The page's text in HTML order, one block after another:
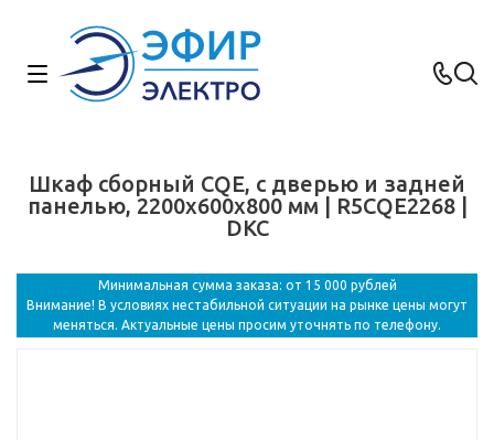
Шкаф сборный CQE, с дверью и задней
панелью, 2200x600x800 мм | R5CQE2268 |
DKC
Минимальная сумма заказа: от 15 000 рублей
Внимание! В условиях нестабильной ситуации на рынке цены могут
меняться. Актуальные цены просим уточнять по телефону.